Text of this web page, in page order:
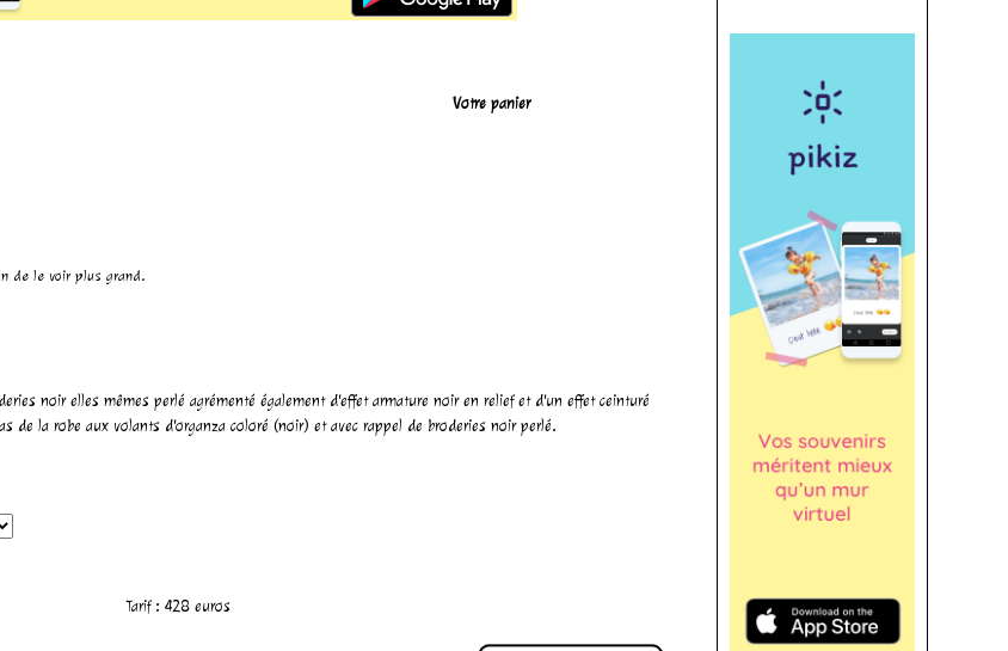
Votre panier
de le voir plus grand.
noir elles mêmes perlé agrémenté également d'effet armature noir en relief et d'un effet ceinturé
de la robe aux volants d'organza coloré (noir) et avec rappel de broderies noir perlé.
Tarif : 428 euros